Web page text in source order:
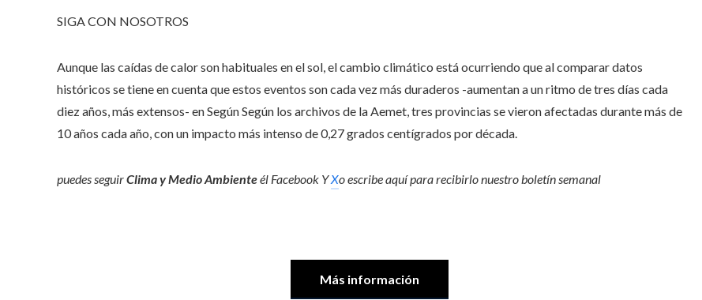
SIGA CON NOSOTROS
Aunque las caídas de calor son habituales en el sol, el cambio climático está ocurriendo que al comparar datos
históricos se tiene en cuenta que estos eventos son cada vez más duraderos -aumentan a un ritmo de tres días cada
diez años, más extensos- en Según Según los archivos de la Aemet, tres provincias se vieron afectadas durante más de
10 años cada año, con un impacto más intenso de 0,27 grados centígrados por década.
puedes seguirClima y Medio Ambienteél Facebook YXo escribe aquí para recibirlonuestro boletín semanal
Más información